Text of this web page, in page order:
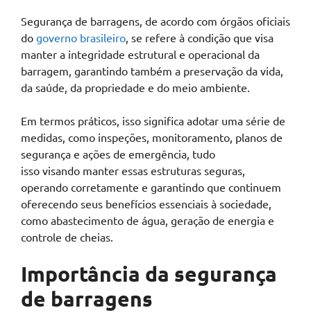
Segurança de barragens, de acordo com órgãos oficiais
do governo brasileiro, se refere à condição que visa
manter a integridade estrutural e operacional da
barragem, garantindo também a preservação da vida,
da saúde, da propriedade e do meio ambiente.
Em termos práticos, isso significa adotar uma série de
medidas, como inspeções, monitoramento, planos de
segurança e ações de emergência, tudo
isso visando manter essas estruturas seguras,
operando corretamente e garantindo que continuem
oferecendo seus benefícios essenciais à sociedade,
como abastecimento de água, geração de energia e
controle de cheias.
Importância da segurança
de barragens